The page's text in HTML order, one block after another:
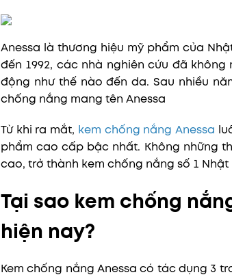
Anessa là thương hiệu mỹ phẩm của
đến 1992, các nhà nghiên cứu đã
động như thế nào đến da. Sau nhiều
chống nắng mang tên Anessa
Từ khi ra mắt, kem chống nắng Anessa
phẩm cao cấp bậc nhất. Không những
cao, trở thành kem chống nắng số 1 Nhật
Tại sao kem chống
hiện nay?
Kem chống nắng Anessa có tác dụng 3